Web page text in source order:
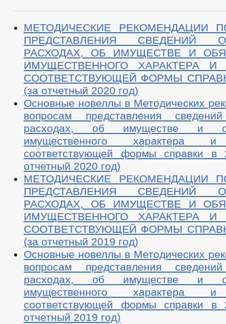
МЕТОДИЧЕСКИЕ РЕКОМЕНДАЦИИ
ПРЕДСТАВЛЕНИЯ СВЕДЕНИЙ
РАСХОДАХ, ОБ ИМУЩЕСТВЕ И
ИМУЩЕСТВЕННОГО ХАРАКТЕРА И
СООТВЕТСТВУЮЩЕЙ ФОРМЫ
(за отчетный 2020 год)
Основные новеллы в Методических
вопросам представления
расходах, об имуществе и
имущественного характера и
соответствующей формы справки в
отчетный 2020 год)
МЕТОДИЧЕСКИЕ РЕКОМЕНДАЦИИ
ПРЕДСТАВЛЕНИЯ СВЕДЕНИЙ
РАСХОДАХ, ОБ ИМУЩЕСТВЕ И
ИМУЩЕСТВЕННОГО ХАРАКТЕРА И
СООТВЕТСТВУЮЩЕЙ ФОРМЫ
(за отчетный 2019 год)
Основные новеллы в Методических
вопросам представления
расходах, об имуществе и
имущественного характера и
соответствующей формы справки в
отчетный 2019 год)